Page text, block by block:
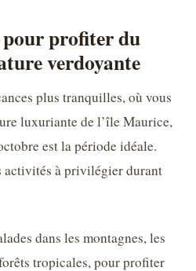
pour profiter du
verdoyante
plus tranquilles, où vous
luxuriante de l’île Maurice,
est la période idéale.
activités à privilégier durant
dans les montagnes, les
tropicales, pour profiter